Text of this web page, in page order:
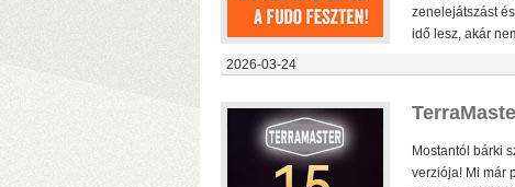
•
2026-03-24
zenelejátszást
idő lesz, akár
Mostantól bárki
verziója! Mi már